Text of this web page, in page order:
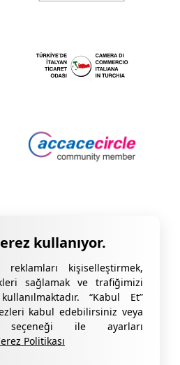
kişiselleştirmek,
sağlamak ve trafiğimizi
“Kabul Et”
kabul edebilirsiniz veya
seçeneği ile ayarları
Politikası
KVKK Hakkında Bilgilendirme